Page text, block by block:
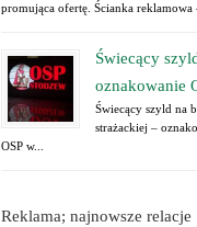
promująca ofertę. Ścianka reklamowa
Świecący
oznakowanie
Świecący szyld na
strażackiej –
OSP w...
Reklama; najnowsze relacje